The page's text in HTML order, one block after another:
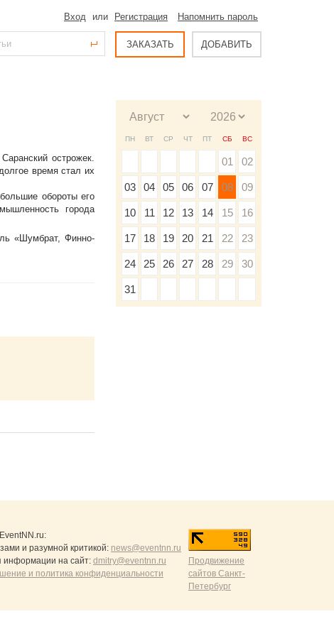
Вход или Регистрация Напомнить пароль
ЗАКАЗАТЬ ДОБАВИТЬ
острожек.
время стал их
обороты его
города
«Шумбрат, Финно-
ПН ВТ СР ЧТ ПТ СБ ВС
01 02
03 04 05 06 07 08 09
10 11 12 13 14 15 16
17 18 19 20 21 22 23
24 25 26 27 28 29 30
31
EventNN.ru:
и разумной критикой: news@eventnn.ru
информации на сайт: dmitry@eventnn.ru
и политика конфиденциальности
Продвижение
сайтов Санкт-
Петербург